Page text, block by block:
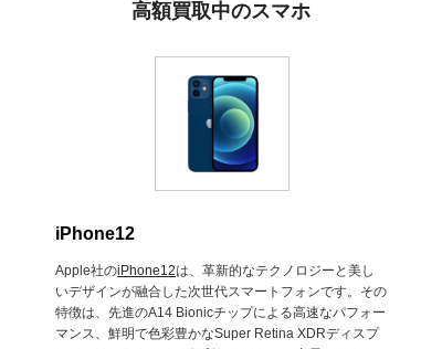
高額買取中のスマホ
iPhone12
Apple社のiPhone12は、革新的なテクノロジーと美し
いデザインが融合した次世代スマートフォンです。その
特徴は、先進のA14 Bionicチップによる高速なパフォー
マンス、鮮明で色彩豊かなSuper Retina XDRディスプ